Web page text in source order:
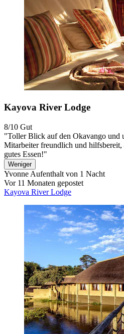
Kayova River Lodge
8/10 Gut
"Toller Blick auf den Okavango und
Mitarbeiter freundlich und hilfsbereit,
gutes Essen!"
Weniger
Yvonne Aufenthalt von 1 Nacht
Vor 11 Monaten gepostet
Kayova River Lodge